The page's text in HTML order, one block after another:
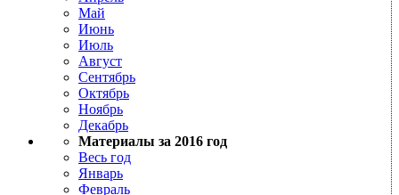
Май
Июнь
Июль
Август
Сентябрь
Октябрь
Ноябрь
Декабрь
Материалы за 2016 год
Весь год
Январь
Февраль